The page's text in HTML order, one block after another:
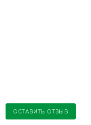
ОСТАВИТЬ ОТЗЫВ